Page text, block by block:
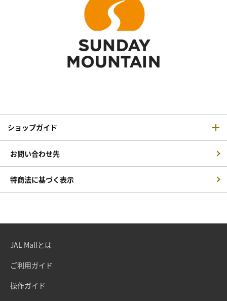
ショップガイド
お問い合わせ先
特商法に基づく表示
JAL Mallとは
ご利用ガイド
操作ガイド